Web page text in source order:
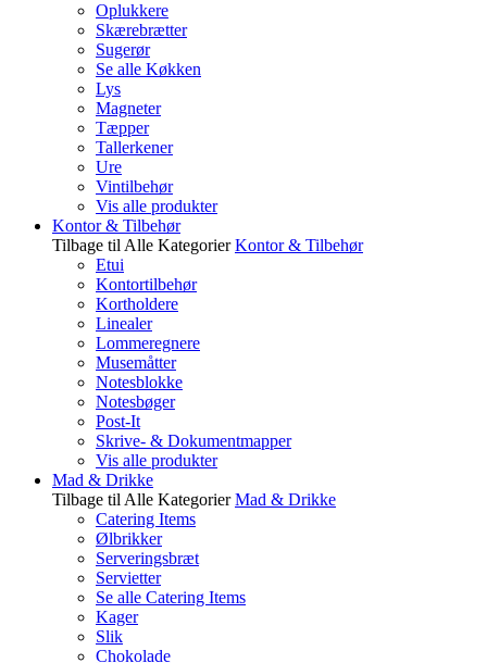
Oplukkere
Skærebrætter
Sugerør
Se alle Køkken
Lys
Magneter
Tæpper
Tallerkener
Ure
Vintilbehør
Vis alle produkter
Kontor & Tilbehør
Tilbage til Alle Kategorier Kontor & Tilbehør
Etui
Kontortilbehør
Kortholdere
Linealer
Lommeregnere
Musemåtter
Notesblokke
Notesbøger
Post-It
Skrive- & Dokumentmapper
Vis alle produkter
Mad & Drikke
Tilbage til Alle Kategorier Mad & Drikke
Catering Items
Ølbrikker
Serveringsbræt
Servietter
Se alle Catering Items
Kager
Slik
Chokolade